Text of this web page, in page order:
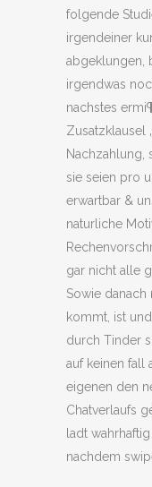
folgende
irgendeiner
abgeklungen,
irgendwas
nachstes
Zusatzklausel
Nachzahlung,
sie seien pro
erwartbar &
naturliche
gar nicht alle
Sowie
kommt, ist
durch Tinder
auf keinen fall
eigenen den
Chatverlaufs
ladt
nachdem